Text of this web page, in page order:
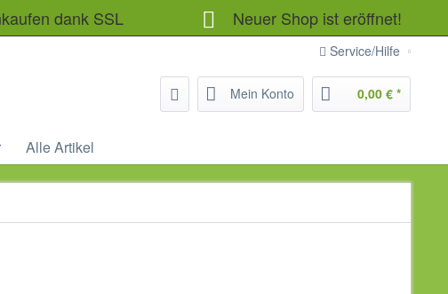
dank SSL Neuer Shop ist eröffnet!
Service/Hilfe
Mein Konto 0,00 € *
Alle Artikel